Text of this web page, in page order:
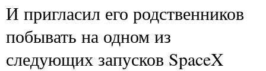
И пригласил его родственников
побывать на одном из
следующих запусков SpaceX